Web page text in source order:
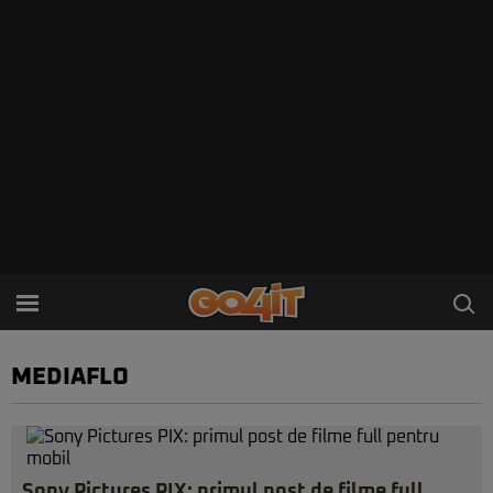
MEDIAFLO